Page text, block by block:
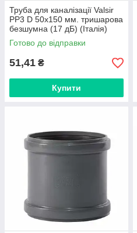
Труба для каналізації Valsir
PP3 D 50x150 мм. тришарова
безшумна (17 дБ) (Італія)
Готово до відправки
51,41 ₴
Купити